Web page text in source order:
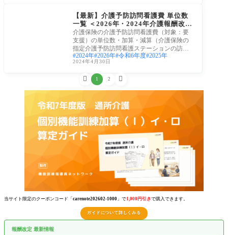
【最新】介護予防訪問看護費 単位数
一覧 ＜2026年・2024年介護報酬改定
対応＞
介護保険の介護予防訪問看護費（対象：要
支援）の単位数・加算・減算（介護保険の
指定介護予防訪問看護ステーションの訪問
看護と
2024年 2026年 令和6年度 2025年
2024年4月30日
 1 2 
当サイト限定のクーポンコード「 carenote202602-1000 」で1,000円引きで購入できます。
ガイドについて詳しくみる
報酬改定 最新情報